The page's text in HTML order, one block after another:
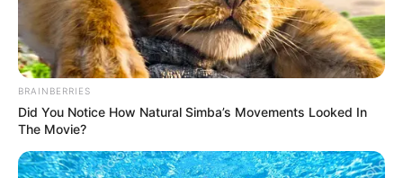
BRAINBERRIES
Did You Notice How Natural Simba’s Movements Looked In
The Movie?